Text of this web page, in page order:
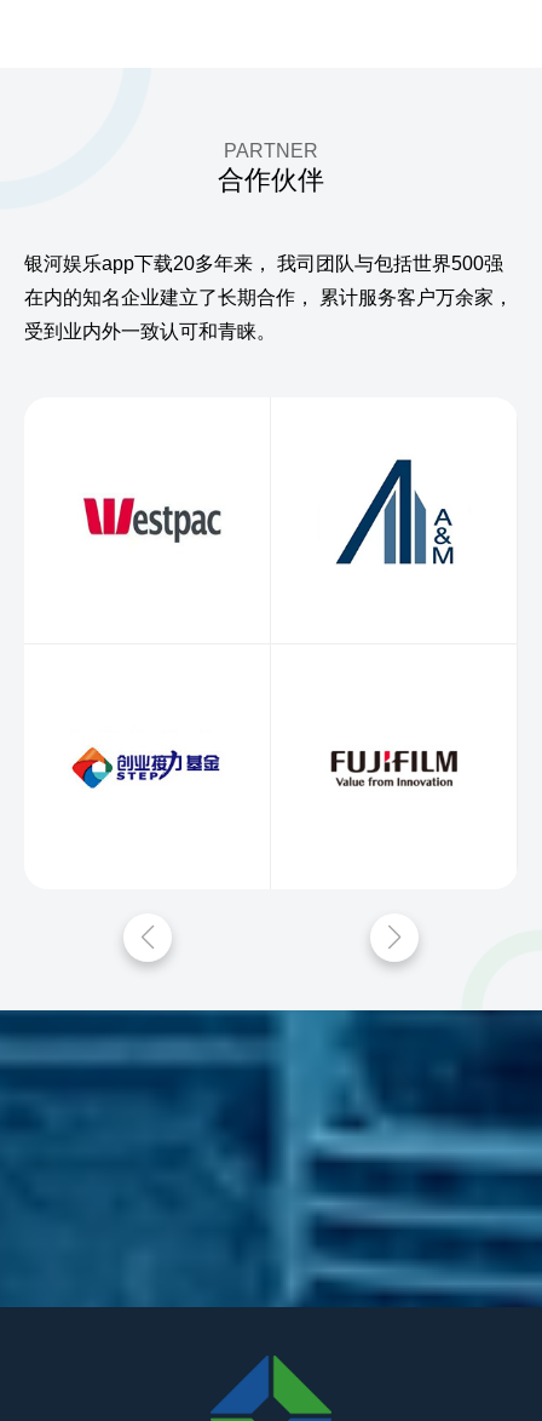
PARTNER
合作伙伴
银河娱乐app下载20多年来，
我司团队与包括世界500强
在内的知名企业建立了长期合作，
累计服务客户万余家，
受到业内外一致认可和青睐。